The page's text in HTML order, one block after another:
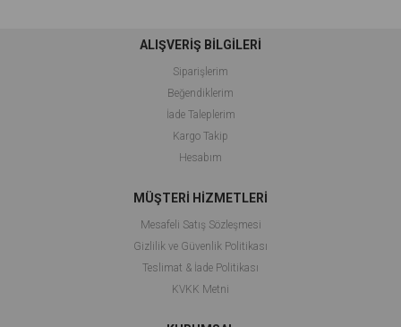
ALIŞVERİŞ BİLGİLERİ
Siparişlerim
Beğendiklerim
İade Taleplerim
Kargo Takip
Hesabım
MÜŞTERİ HİZMETLERİ
Mesafeli Satış Sözleşmesi
Gizlilik ve Güvenlik Politikası
Teslimat & İade Politikası
KVKK Metni